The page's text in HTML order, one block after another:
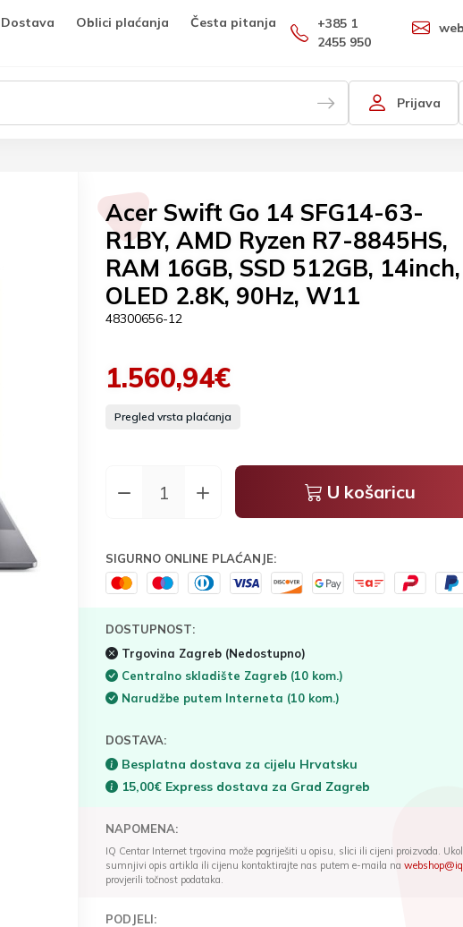
Dostava Oblici plaćanja
Česta pitanja
+385 1
2455 950
Prijava
Acer Swift Go 14 SFG14-63-
R1BY, AMD Ryzen R7-8845HS,
RAM 16GB, SSD 512GB, 14inch,
OLED 2.8K, 90Hz, W11
48300656-12
1.560,94€
Pregled vrsta plaćanja
U košaricu
SIGURNO ONLINE PLAĆANJE:
DOSTUPNOST:
Trgovina Zagreb (Nedostupno)
Centralno skladište Zagreb (10 kom.)
Narudžbe putem Interneta (10 kom.)
DOSTAVA:
Besplatna dostava za cijelu Hrvatsku
15,00€ Express dostava za Grad Zagreb
NAPOMENA:
IQ Centar Internet trgovina može pogriješiti u opisu, slici ili cijeni proizvoda.
sumnjivi opis artikla ili cijenu kontaktirajte nas putem e-maila na
provjerili točnost podataka.
PODJELI: